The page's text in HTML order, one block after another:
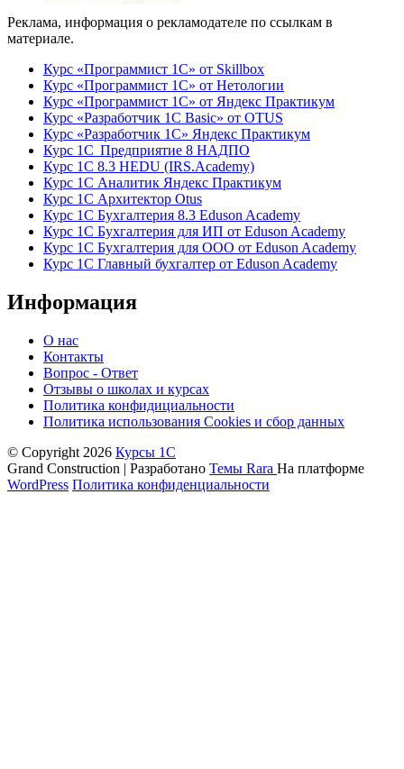
Реклама, информация о рекламодателе по ссылкам в
материале.
Курс «Программист 1С» от Skillbox
Курс «Программист 1С» от Нетологии
Курс «Программист 1С» от Яндекс Практикум
Курс «Разработчик 1С Basic» от OTUS
Курс «Разработчик 1С» Яндекс Практикум
Курс 1С Предприятие 8 НАДПО
Курс 1С 8.3 HEDU (IRS.Academy)
Курс 1С Аналитик Яндекс Практикум
Курс 1С Архитектор Otus
Курс 1С Бухгалтерия 8.3 Eduson Academy
Курс 1С Бухгалтерия для ИП от Eduson Academy
Курс 1С Бухгалтерия для ООО от Eduson Academy
Курс 1С Главный бухгалтер от Eduson Academy
Информация
О нас
Контакты
Вопрос - Ответ
Отзывы о школах и курсах
Политика конфидициальности
Политика использования Cookies и сбор данных
© Copyright 2026 Курсы 1С
Grand Construction | Разработано Темы Rara На платформе
WordPress Политика конфиденциальности